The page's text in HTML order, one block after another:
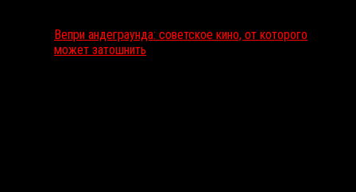
Вепри андеграунда: советское кино, от которого
может затошнить